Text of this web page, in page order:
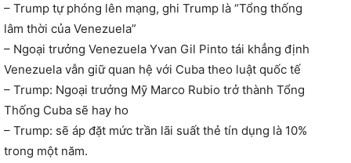
– Trump tự phóng lên mạng, ghi Trump là “Tổng thống
lâm thời của Venezuela”
– Ngoại trưởng Venezuela Yvan Gil Pinto tái khẳng định
Venezuela vẫn giữ quan hệ với Cuba theo luật quốc tế
– Trump: Ngoại trưởng Mỹ Marco Rubio trở thành Tổng
Thống Cuba sẽ hay ho
– Trump: sẽ áp đặt mức trần lãi suất thẻ tín dụng là 10%
trong một năm.